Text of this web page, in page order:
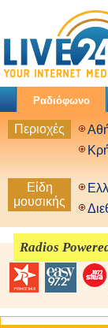
Ραδιόφωνο
Περιοχές
Είδη
μουσικής
Radios